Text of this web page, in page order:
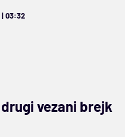
| 03:32
vezani brejk